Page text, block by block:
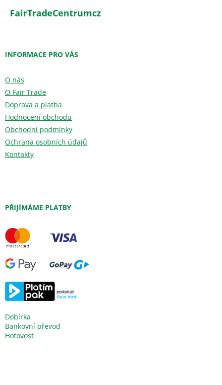
FairTradeCentrumcz
INFORMACE PRO VÁS
O nás
O Fair Trade
Doprava a platba
Hodnocení obchodu
Obchodní podmínky
Ochrana osobních údajů
Kontakty
PŘIJÍMÁME PLATBY
Dobírka
Bankovní převod
Hotovost